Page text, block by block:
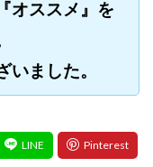
オススメ』を
ました。